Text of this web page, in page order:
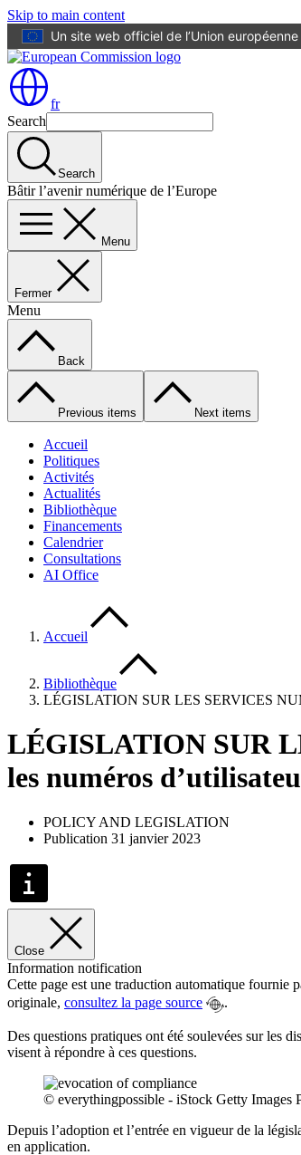
Skip to main content
Un site web officiel de l’Union européenne
fr
Search
Search
Bâtir l’avenir numérique de l’Europe
Menu
Fermer
Menu
Back
Previous items Next items
Accueil
Politiques
Activités
Actualités
Bibliothèque
Financements
Calendrier
Consultations
AI Office
Accueil
Bibliothèque
LÉGISLATION SUR LES SERVICES
LÉGISLATION SUR
les numéros
POLICY AND LEGISLATION
Publication 31 janvier 2023
Close
Information notification
Cette page est une traduction automatique fournie
originale, consultez la page source .
Des questions pratiques ont été soulevées sur les
visent à répondre à ces questions.
© everythingpossible - iStock Getty Images
Depuis l’adoption et l’entrée en vigueur de la
en application.